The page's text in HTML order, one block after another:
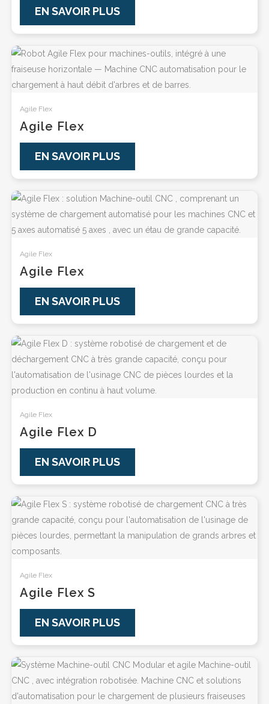
EN SAVOIR PLUS
Agile Flex
Agile Flex
EN SAVOIR PLUS
Agile Flex
Agile Flex
EN SAVOIR PLUS
Agile Flex
Agile Flex D
EN SAVOIR PLUS
Agile Flex
Agile Flex S
EN SAVOIR PLUS